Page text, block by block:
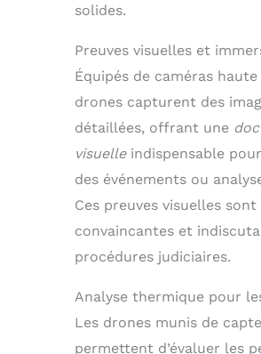
solides.
Preuves visuelles et
Équipés de caméras
drones capturent des
détaillées, offrant une
visuelleindispensable
des événements ou
Ces preuves visuelles
convaincantes et
procédures judiciaires.
Analyse thermique pour
Les drones munis de
permettent d’évaluer les